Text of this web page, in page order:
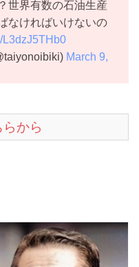
世界有数の石油生産
なければいけないの
L3dzJ5THb0
March 9,
から